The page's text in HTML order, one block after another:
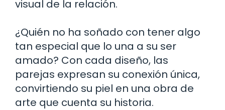
visual de la relación.
¿Quién no ha soñado con tener algo
tan especial que lo una a su ser
amado? Con cada diseño, las
parejas expresan su conexión única,
convirtiendo su piel en una obra de
arte que cuenta su historia.